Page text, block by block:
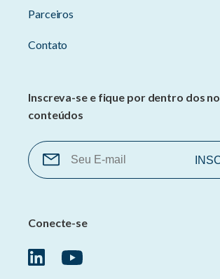
Parceiros
Contato
Inscreva-se e fique por dentro dos
conteúdos
Conecte-se